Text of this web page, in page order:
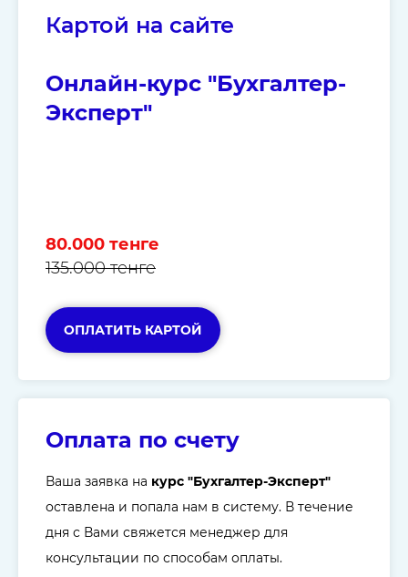
Картой на сайте
Онлайн-курс "Бухгалтер-
Эксперт"
80.000 тенге
135.000 тенге
ОПЛАТИТЬ КАРТОЙ
Оплата по счету
Ваша заявка на курс "Бухгалтер-Эксперт"
оставлена и попала нам в систему. В течение
дня с Вами свяжется менеджер для
консультации по способам оплаты.